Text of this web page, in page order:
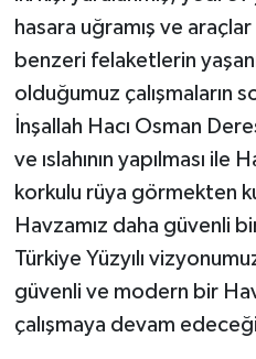
hasara uğramış ve
benzeri felaketlerin
olduğumuz çalışmaların
İnşallah Hacı Osman
ve ıslahının yapılması
korkulu rüya görmekten
Havzamız daha güvenli
Türkiye Yüzyılı
güvenli ve modern bir
çalışmaya devam